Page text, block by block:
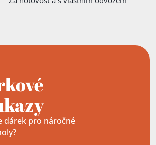
dárek pro náročné